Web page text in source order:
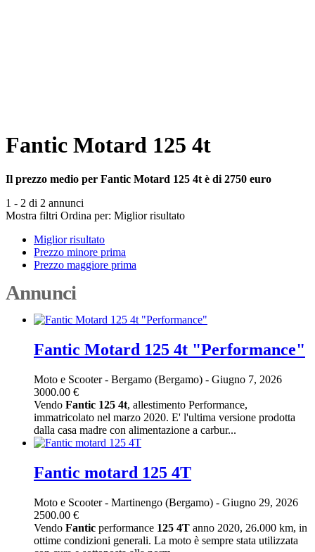
Fantic Motard 125 4t
Il prezzo medio per Fantic Motard 125 4t è di 2750 euro
1 - 2 di 2 annunci
Mostra filtri Ordina per: Miglior risultato
Miglior risultato
Prezzo minore prima
Prezzo maggiore prima
Annunci
Fantic Motard 125 4t "Performance"
Moto e Scooter- Bergamo (Bergamo) - Giugno 7, 2026
3000.00 €
Vendo Fantic 125 4t, allestimento Performance,
immatricolato nel marzo 2020. E' l'ultima versione prodotta
dalla casa madre con alimentazione a carbur...
Fantic motard 125 4T
Moto e Scooter- Martinengo (Bergamo) - Giugno 29, 2026
2500.00 €
Vendo Fantic performance 125 4T anno 2020, 26.000 km, in
ottime condizioni generali. La moto è sempre stata utilizzata